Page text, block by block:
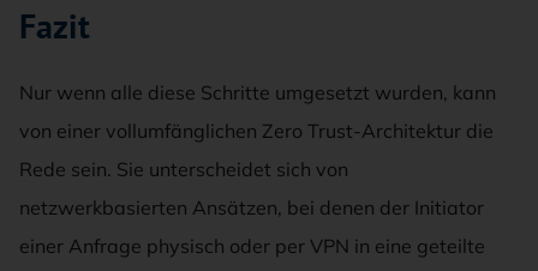
Fazit
Nur wenn alle diese Schritte umgesetzt wurden, kann
von einer vollumfänglichen Zero Trust-Architektur die
Rede sein. Sie unterscheidet sich von
netzwerkbasierten Ansätzen, bei denen der Initiator
einer Anfrage physisch oder per VPN in eine geteilte